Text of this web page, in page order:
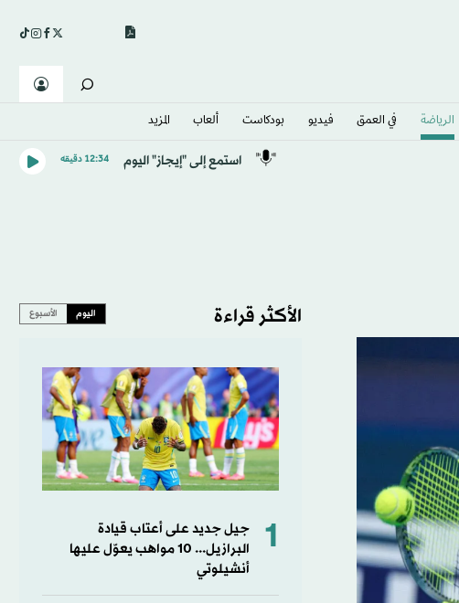
الرياضة في العمق فيديو بودكاست ألعاب المزيد
استمع إلى "إيجاز" اليوم 12:34 دقيقه
الأكثر قراءة اليوم الأسبوع
1
جيل جديد على أعتاب قيادة
البرازيل... 10 مواهب يعوّل عليها
أنشيلوتي